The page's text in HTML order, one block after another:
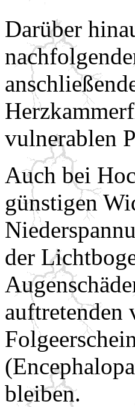
Darüber
vulnerablen
Auch bei
günstigen
der
auftretenden
bleiben.